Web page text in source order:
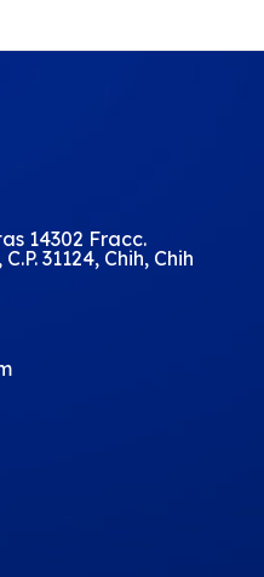
14302 Fracc.
31124, Chih, Chih